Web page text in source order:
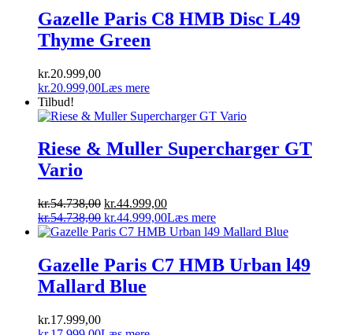
Gazelle Paris C8 HMB Disc L49
Thyme Green
kr.20.999,00
kr.20.999,00Læs mere
Tilbud!
Riese & Muller Supercharger GT
Vario
kr.54.738,00 Den
oprindelige
pris
kr.54.738,00.
kr.44.999,00Den
aktuelle
pris
kr.44.999,00.
kr.54.738,00 Den
oprindelige
var:
kr.54.738,00.
kr.44.999,00Den
aktuelle
er:
kr.44.999,00.
Læs mere
Gazelle Paris C7 HMB Urban l49
Mallard Blue
kr.17.999,00